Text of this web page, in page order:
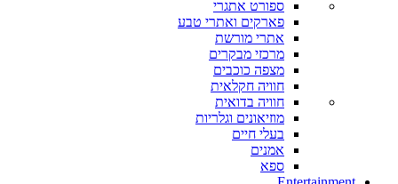
ספורט אתגרי
פארקים ואתרי טבע
אתרי מורשת
מרכזי מבקרים
מצפה כוכבים
חוויה חקלאית
חוויה בדואית
מוזיאונים וגלריות
בעלי חיים
אמנים
ספא